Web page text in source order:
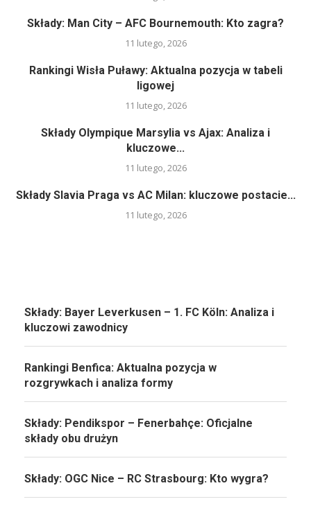
Składy: Man City – AFC Bournemouth: Kto zagra?
11 lutego, 2026
Rankingi Wisła Puławy: Aktualna pozycja w tabeli
ligowej
11 lutego, 2026
Składy Olympique Marsylia vs Ajax: Analiza i
kluczowe...
11 lutego, 2026
Składy Slavia Praga vs AC Milan: kluczowe postacie...
11 lutego, 2026
Składy: Bayer Leverkusen – 1. FC Köln: Analiza i
kluczowi zawodnicy
Rankingi Benfica: Aktualna pozycja w
rozgrywkach i analiza formy
Składy: Pendikspor – Fenerbahçe: Oficjalne
składy obu drużyn
Składy: OGC Nice – RC Strasbourg: Kto wygra?